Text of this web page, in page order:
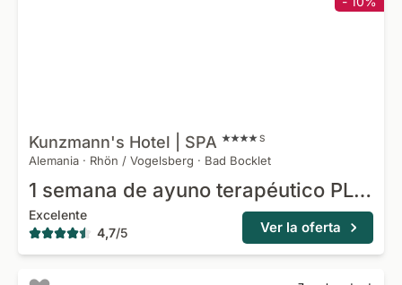
Kunzmann's Hotel | SPA S
Alemania · Rhön / Vogelsberg · Bad Bocklet
1 semana de ayuno terapéutico PLUS paquete pequeño de Ayurveda
Excelente
4,7/5 Ver la oferta